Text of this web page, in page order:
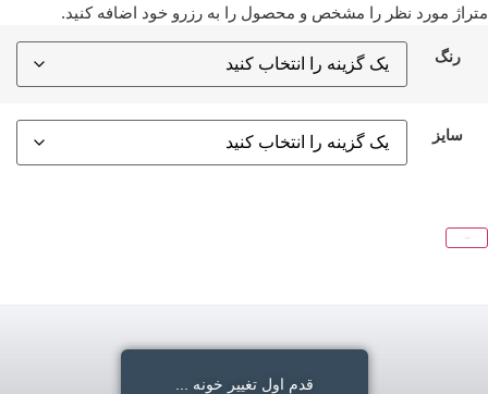
متراژ مورد نظر را مشخص و محصول را به رزرو خود اضافه کنید.
رنگ
سایز
قدم اول تغییر خونه ...